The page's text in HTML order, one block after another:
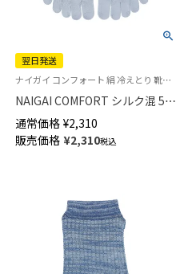
翌日発送
ナイガイ コンフォート 絹 冷えとり 靴下 五本指 レッグソリューション
NAIGAI COMFORT シルク混 5本
指ソックス ホールガーメント
滑り止め付き レディース 【365
日最短翌日発送】 03022294
通常価格 ¥2,310
販売価格 ¥2,310税込